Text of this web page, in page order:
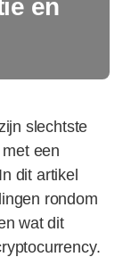
en
slechtste
een
dit artikel
rondom
wat dit